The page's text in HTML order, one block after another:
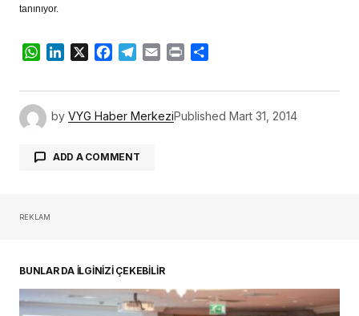
tanınıyor.
WhatsApp
LinkedIn
X Facebook
Telegram
Email Print
by VYG Haber MerkeziPublished Mart 31, 2014
ADD A COMMENT
REKLAM
BUNLAR DA İLGİNİZİ ÇEKEBİLİR